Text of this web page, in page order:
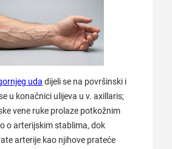
uda dijeli se na površinski i
u konačnici ulijeva u v. axillaris;
vene ruke prolaze potkožnim
o arterijskim stablima, dok
arterije kao njihove prateće